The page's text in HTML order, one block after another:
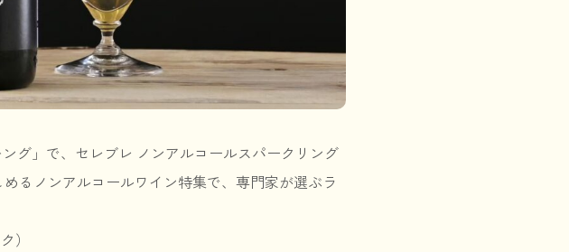
グ」で、セレブレ ノンアルコールスパークリング
るノンアルコールワイン特集で、専門家が選ぶラ
）